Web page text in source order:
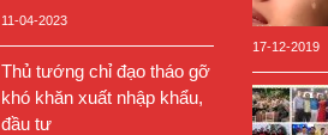
11-04-2023
Thủ tướng chỉ đạo tháo gỡ
khó khăn xuất nhập khẩu,
đầu tư
17-12-2019